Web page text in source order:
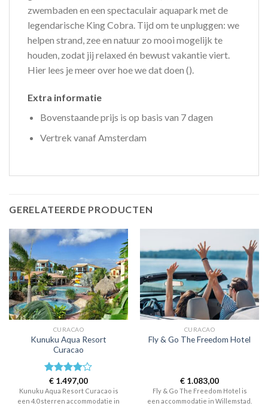
zwembaden en een spectaculair aquapark met de
legendarische King Cobra. Tijd om te unpluggen: we
helpen strand, zee en natuur zo mooi mogelijk te
houden, zodat jij relaxed én bewust vakantie viert.
Hier lees je meer over hoe we dat doen ().
Extra informatie
Bovenstaande prijs is op basis van 7 dagen
Vertrek vanaf Amsterdam
GERELATEERDE PRODUCTEN
CURACAO
Kunuku Aqua Resort
Curacao
Waardering
4.0uit 5
€ 1.497,00
Kunuku Aqua Resort Curacao is
een 4.0 sterren accommodatie in
CURACAO
Fly & Go The Freedom Hotel
€ 1.083,00
Fly & Go The Freedom Hotel is
een accommodatie in Willemstad.